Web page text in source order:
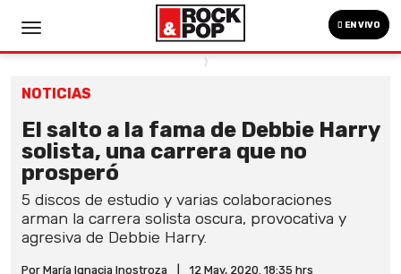
EN VIVO
NOTICIAS
El salto a la fama de Debbie Harry
solista, una carrera que no
prosperó
5 discos de estudio y varias colaboraciones
arman la carrera solista oscura, provocativa y
agresiva de Debbie Harry.
Por María Ignacia Inostroza 12 May, 2020. 18:35 hrs